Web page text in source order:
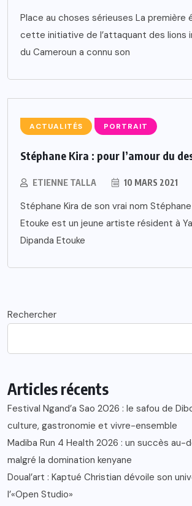
Place au choses sérieuses La première
cette initiative de l’attaquant des lions
du Cameroun a connu son
ACTUALITÉS PORTRAIT
Stéphane Kira : pour l’amour du
ETIENNE TALLA 10 MARS 2021
Stéphane Kira de son vrai nom
Etouke est un jeune artiste résident à
Dipanda Etouke
Rechercher
Articles récents
Festival Ngand’a Sao 2026 : le safou de
culture, gastronomie et vivre-ensemble
Madiba Run 4 Health 2026 : un succès
malgré la domination kenyane
Doual’art : Kaptué Christian dévoile son
l’«Open Studio»